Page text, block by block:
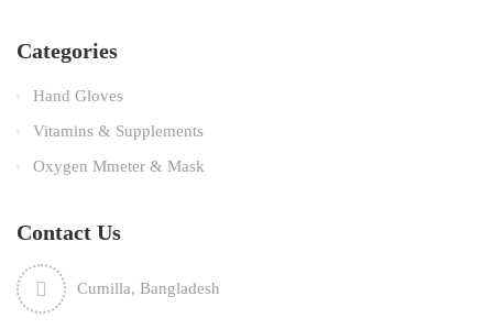
Categories
Hand Gloves
Vitamins & Supplements
Oxygen Mmeter & Mask
Contact Us
Cumilla, Bangladesh